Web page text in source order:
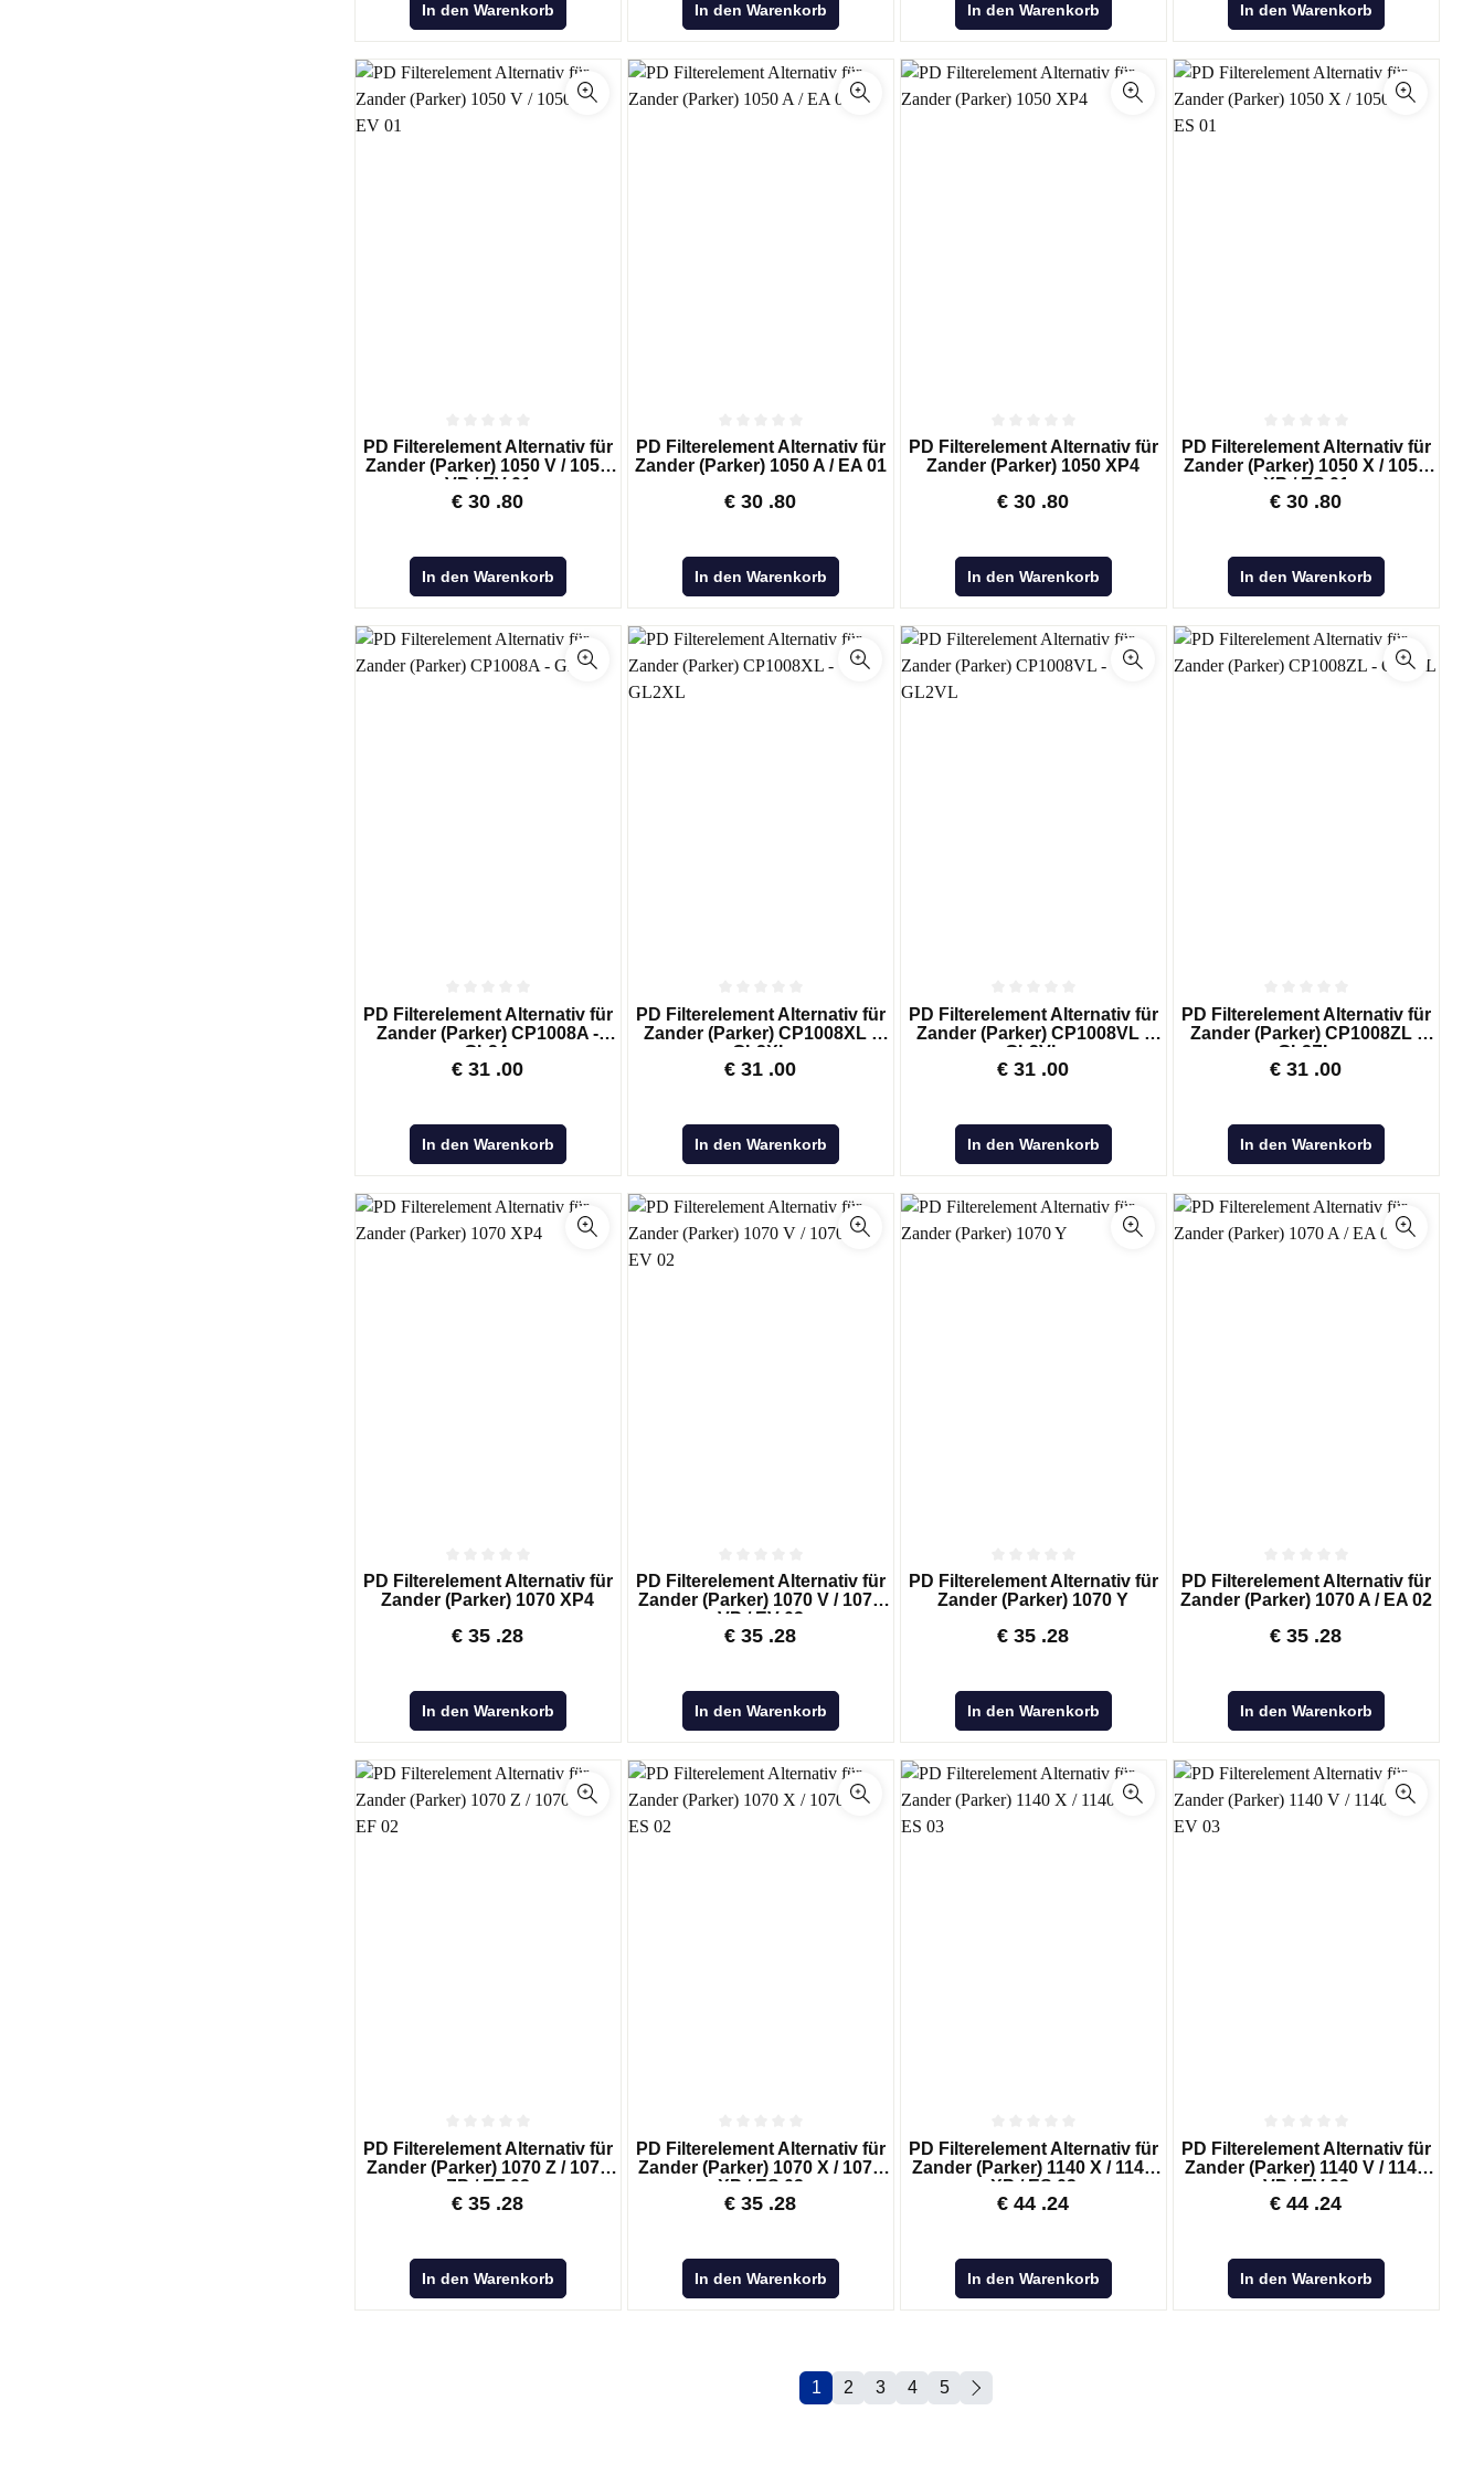
In den Warenkorb In den Warenkorb In den Warenkorb In den Warenkorb
PD Filterelement Alternativ für
Zander (Parker) 1050 V / 1050
VP / EV 01
€ 30 .80
In den Warenkorb
PD Filterelement Alternativ für
Zander (Parker) 1050 A / EA 01
€ 30 .80
In den Warenkorb
PD Filterelement Alternativ für
Zander (Parker) 1050 XP4
€ 30 .80
In den Warenkorb
PD Filterelement Alternativ für
Zander (Parker) 1050 X / 1050
XP / ES 01
€ 30 .80
In den Warenkorb
PD Filterelement Alternativ für
Zander (Parker) CP1008A -
GL2A
€ 31 .00
In den Warenkorb
PD Filterelement Alternativ für
Zander (Parker) CP1008XL -
GL2XL
€ 31 .00
In den Warenkorb
PD Filterelement Alternativ für
Zander (Parker) CP1008VL -
GL2VL
€ 31 .00
In den Warenkorb
PD Filterelement Alternativ für
Zander (Parker) CP1008ZL -
GL2ZL
€ 31 .00
In den Warenkorb
PD Filterelement Alternativ für
Zander (Parker) 1070 XP4
€ 35 .28
In den Warenkorb
PD Filterelement Alternativ für
Zander (Parker) 1070 V / 1070
VP / EV 02
€ 35 .28
In den Warenkorb
PD Filterelement Alternativ für
Zander (Parker) 1070 Y
€ 35 .28
In den Warenkorb
PD Filterelement Alternativ für
Zander (Parker) 1070 A / EA 02
€ 35 .28
In den Warenkorb
PD Filterelement Alternativ für
Zander (Parker) 1070 Z / 1070
ZP / EF 02
€ 35 .28
In den Warenkorb
PD Filterelement Alternativ für
Zander (Parker) 1070 X / 1070
XP / ES 02
€ 35 .28
In den Warenkorb
PD Filterelement Alternativ für
Zander (Parker) 1140 X / 1140
XP / ES 03
€ 44 .24
In den Warenkorb
PD Filterelement Alternativ für
Zander (Parker) 1140 V / 1140
VP / EV 03
€ 44 .24
In den Warenkorb
1 2 3 4 5